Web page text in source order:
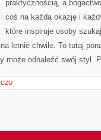
praktycznością, a
coś na każdą okazję i
które inspiruje osoby
letnie chwile. To tutaj
może odnaleźć swój styl.